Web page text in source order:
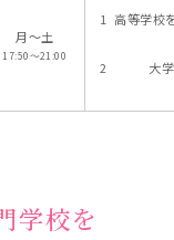
月～土
17:50～21:00
高等学校
大
学校を